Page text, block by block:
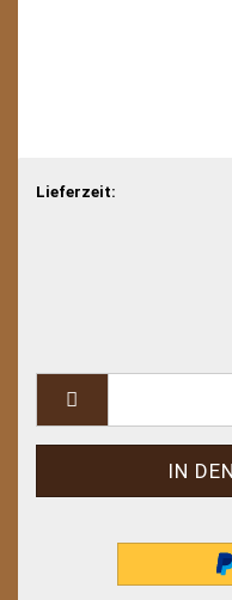
Lieferzeit: